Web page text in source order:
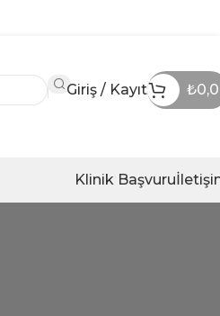
Giriş / Kayıt ₺
Klinik Başvuru